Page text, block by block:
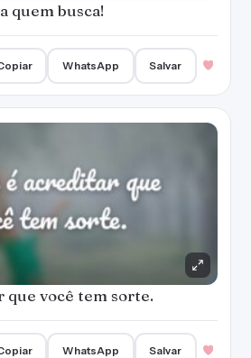
quem busca!
WhatsApp Salvar
que você tem sorte.
WhatsApp Salvar